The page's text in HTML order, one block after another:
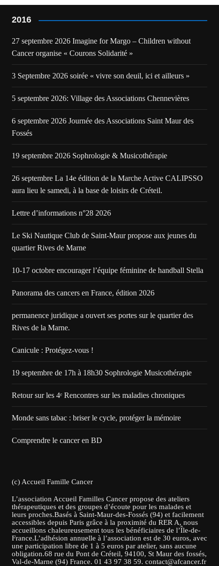
2016
27 septembre 2026 Imagine for Margo – Children without
Cancer organise « Courons Solidarité »
3 Septembre 2026 soirée « vivre son deuil, ici et ailleurs »
5 septembre 2026: Village des Associations Chennevières
6 septembre 2026 Journée des Associations Saint Maur des
Fossés
19 septembre 2026 Sophrologie & Musicothérapie
26 septembre La 14e édition de la Marche Active CALIPSSO
aura lieu le samedi, à la base de loisirs de Créteil.
Lettre d’informations n°28 2026
Le Ski Nautique Club de Saint-Maur propose aux jeunes du
quartier Rives de Marne
10-17 octobre encourager l’équipe féminine de handball Stella
Panorama des cancers en France, édition 2026
permanence juridique a ouvert ses portes sur le quartier des
Rives de la Marne.
Canicule : Protégez-vous !
19 septembre de 17h à 18h30 Sophrologie Musicothérapie
Retour sur les 4ᵉ Rencontres sur les maladies chroniques
Monde sans tabac : briser le cycle, protéger la mémoire
Comprendre le cancer en BD
(c) Accueil Famille Cancer
L’association Accueil Familles Cancer propose des ateliers
thérapeutiques et des groupes d’écoute pour les malades et
leurs proches.Basés à Saint-Maur-des-Fossés (94) et facilement
accessibles depuis Paris grâce à la proximité du RER A, nous
accueillons chaleureusement tous les bénéficiaires de l’Île-de-
France.L’adhésion annuelle à l’association est de 30 euros, avec
une participation libre de 1 à 5 euros par atelier, sans aucune
obligation.68 rue du Pont de Créteil, 94100, St Maur des fossés,
Val-de-Marne (94) France. 01 43 97 38 59. contact@afcancer.fr